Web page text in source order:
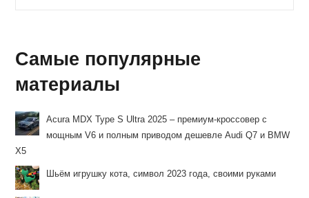
Самые популярные
материалы
Acura MDX Type S Ultra 2025 – премиум-кроссовер с
мощным V6 и полным приводом дешевле Audi Q7 и BMW
X5
Шьём игрушку кота, символ 2023 года, своими руками